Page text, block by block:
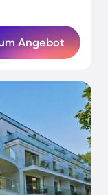
Angebot